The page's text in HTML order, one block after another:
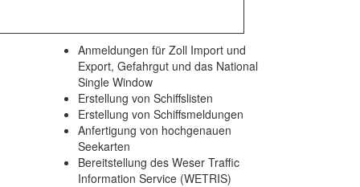
Anmeldungen für Zoll Import und
Export, Gefahrgut und das National
Single Window
Erstellung von Schiffslisten
Erstellung von Schiffsmeldungen
Anfertigung von hochgenauen
Seekarten
Bereitstellung des Weser Traffic
Information Service (WETRIS)